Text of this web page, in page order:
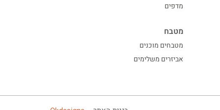
מדפים
מטבח
מטבחים מוכנים
אביזרים משלימים